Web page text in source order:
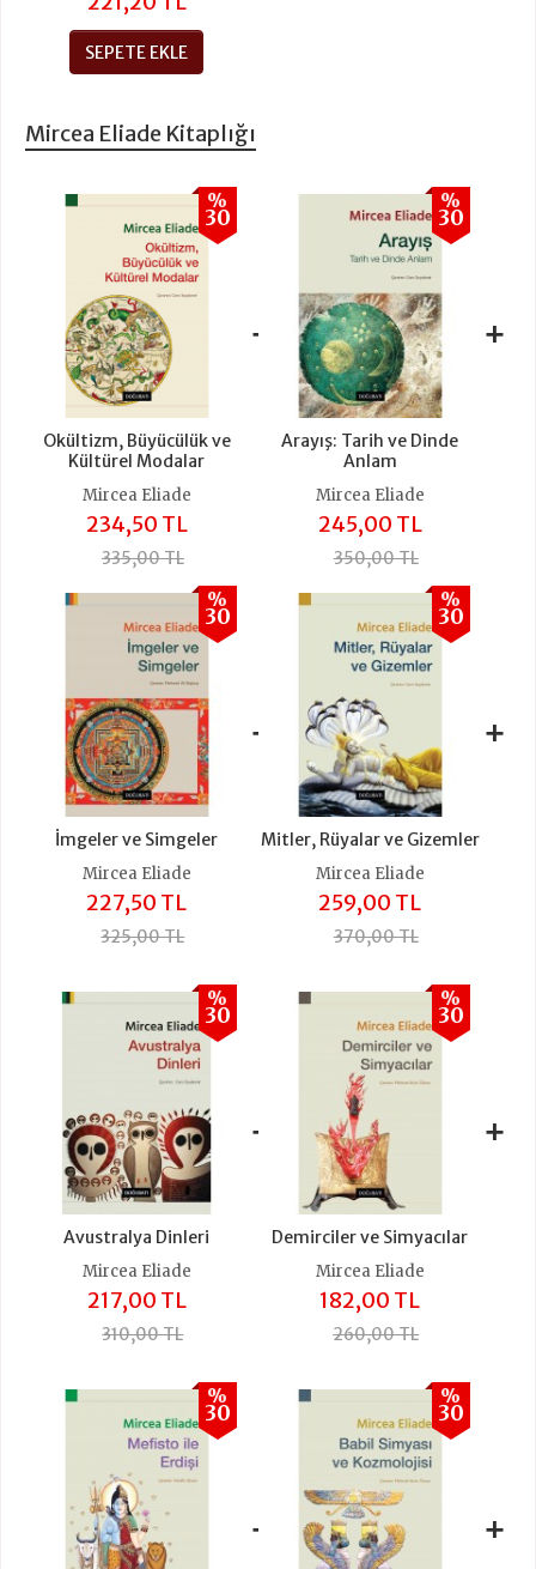
SEPETE EKLE
Mircea Eliade Kitaplığı
Okültizm, Büyücülük ve
Kültürel Modalar
%
30
Mircea Eliade
234,50 TL
335,00 TL
+
Arayış: Tarih ve Dinde
Anlam
%
30
Mircea Eliade
245,00 TL
350,00 TL
+
İmgeler ve Simgeler
%
30
Mircea Eliade
227,50 TL
325,00 TL
+
Mitler, Rüyalar ve Gizemler
%
30
Mircea Eliade
259,00 TL
370,00 TL
+
Avustralya Dinleri
%
30
Mircea Eliade
217,00 TL
310,00 TL
+
Demirciler ve Simyacılar
%
30
Mircea Eliade
182,00 TL
260,00 TL
+
%
30
+
%
30
+